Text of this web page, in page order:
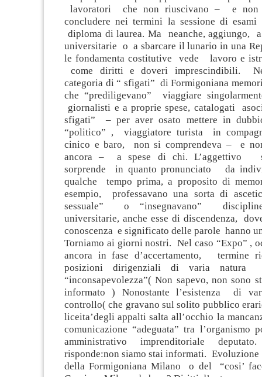
lavoratori che non riuscivano – e
concludere nei termini la sessione di
diploma di laurea. Ma neanche, aggiungo, a
universitarie o a sbarcare il lunario in una
le fondamenta costitutive vede lavoro e
come diritti e doveri imprescindibili.
categoria di “ sfigati” di Formigoniana
che “prediligevano” viaggiare
giornalisti e a proprie spese, catalogati
sfigati” – per aver osato mettere in
“politico” , viaggiatore turista in
cinico e baro, non si comprendeva – e
ancora – a spese di chi. L’aggettivo
sorprende in quanto pronunciato da
qualche tempo prima, a proposito di
esempio, professavano una sorta di
sessuale” o “insegnavano”
universitarie, anche esse di discendenza,
conoscenza e significato delle parole hanno
Torniamo ai giorni nostri. Nel caso “Expo” ,
ancora in fase d’accertamento, termine
posizioni dirigenziali di varia
“inconsapevolezza”( Non sapevo, non sono
informato ) Nonostante l’esistenza di
controllo( che gravano sul solito pubblico
liceita’degli appalti salta all’occhio la
comunicazione “adeguata” tra l’organismo
amministrativo imprenditoriale
risponde:non siamo stai informati.
della Formigoniana Milano o del “cosi’